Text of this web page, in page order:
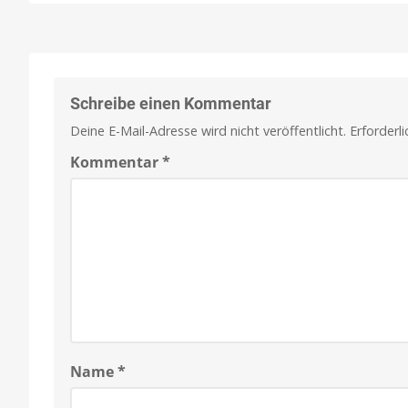
Schreibe einen Kommentar
Deine E-Mail-Adresse wird nicht veröffentlicht.
Kommentar*
Name*